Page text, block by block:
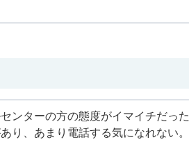
ンターの方の態度がイマイチだった
り、あまり電話する気になれない。